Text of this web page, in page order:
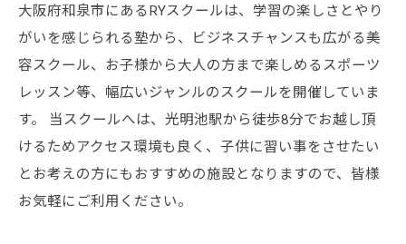
大阪府和泉市にあるRYスクールは、学習の楽しさとやり
がいを感じられる塾から、ビジネスチャンスも広がる美
容スクール、お子様から大人の方まで楽しめるスポーツ
レッスン等、幅広いジャンルのスクールを開催していま
す。 当スクールへは、光明池駅から徒歩8分でお越し頂
けるためアクセス環境も良く、子供に習い事をさせたい
とお考えの方にもおすすめの施設となりますので、皆様
お気軽にご利用ください。